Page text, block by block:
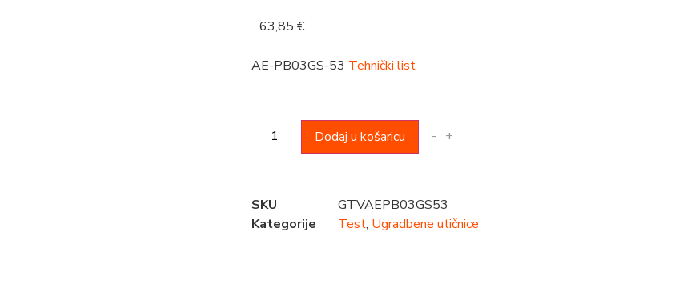
63,85 €
AE-PB03GS-53 Tehnički list
- +
Dodaj u košaricu
SKU
GTVAEPB03GS53
Kategorije
Test, Ugradbene utičnice